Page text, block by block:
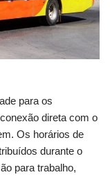
para os
direta com o
Os horários de
durante o
para trabalho,